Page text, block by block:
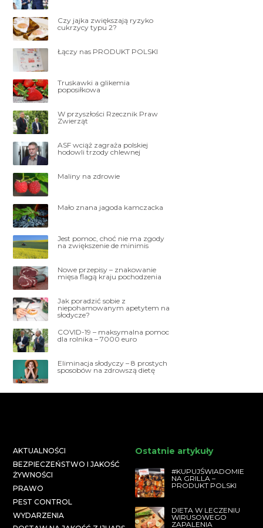
Czy jajka zwiększają ryzyko
cukrzycy typu 2?
Łączy nas PRODUKT POLSKI
Truskawki a glikemia
poposiłkowa
W przyszłości Rzecznik Praw
Zwierząt
ASF wciąż zagraża polskiej
hodowli trzody chlewnej
Maliny na zdrowie
Mało znana jagoda kamczacka
Jest pomoc, choć nie ma zgody
na zwiększenie de minimis
Nowe przepisy – znakowanie
mięsa flagą kraju pochodzenia
Jak poradzić sobie z
niepohamowanym apetytem na
słodycze?
COVID-19 – maksymalna pomoc
dla rolnika – 7000 euro
Eliminacja słodyczy – 8 prostych
sposobów na zdrowszą dietę
AKTUALNOŚCI
BEZPIECZEŃSTWO I JAKOŚĆ
ŻYWNOŚCI
PRAWO
PEST CONTROL
WYDARZENIA
Ostatnie artykuły
#KUPUJŚWIADOMIE
NA GRILLA –
PRODUKT POLSKI
DIETA W LECZENIU
WIRUSOWEGO
ZAPALENIA